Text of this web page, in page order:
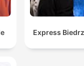
Express